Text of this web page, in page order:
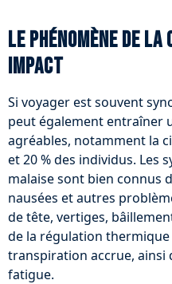
Le phénomène de
impact
Si voyager est souvent
peut également entraîner
agréables, notamment la
et 20 % des individus. Les
malaise sont bien connus
nausées et autres
de tête, vertiges,
de la régulation
transpiration accrue, ainsi
fatigue.